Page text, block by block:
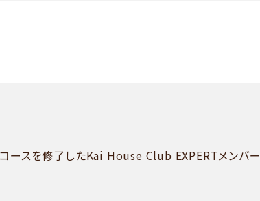
コースを修了したKai House Club EXPERTメンバー